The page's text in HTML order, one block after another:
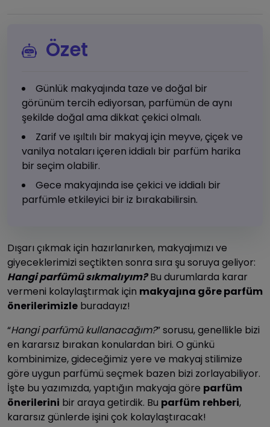
Özet
Günlük makyajında taze ve doğal bir
görünüm tercih ediyorsan, parfümün de aynı
şekilde doğal ama dikkat çekici olmalı.
Zarif ve ışıltılı bir makyaj için meyve, çiçek ve
vanilya notaları içeren iddialı bir parfüm harika
bir seçim olabilir.
Gece makyajında ise çekici ve iddialı bir
parfümle etkileyici bir iz bırakabilirsin.
Dışarı çıkmak için hazırlanırken, makyajımızı ve
giyeceklerimizi seçtikten sonra sıra şu soruya geliyor:
Hangi parfümü sıkmalıyım?Bu durumlarda karar
vermeni kolaylaştırmak için makyajına göre parfüm
önerilerimizle buradayız!
“Hangi parfümü kullanacağım?” sorusu, genellikle bizi
en kararsız bırakan konulardan biri. O günkü
kombinimize, gideceğimiz yere ve makyaj stilimize
göre uygun parfümü seçmek bazen bizi zorlayabiliyor.
İşte bu yazımızda, yaptığın makyaja göre parfüm
önerilerini bir araya getirdik. Bu parfüm rehberi,
kararsız günlerde işini çok kolaylaştıracak!